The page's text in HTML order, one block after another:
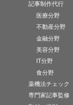
記事制作代行
医療分野
不動産分野
金融分野
美容分野
IT分野
食分野
薬機法チェック
専門家記事監修